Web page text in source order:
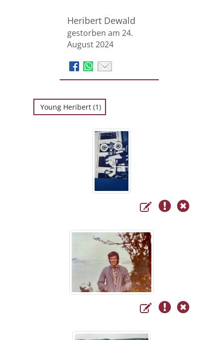
Heribert Dewald
gestorben am 24.
August 2024
Young Heribert (1)